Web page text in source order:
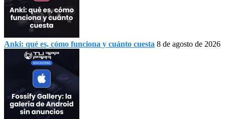
Anki: qué es, cómo funciona y cuánto cuesta 8 de agosto de 2026